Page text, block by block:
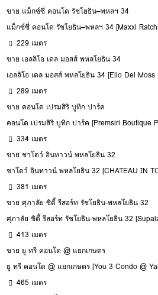
ขาย แม็กซ์ซี่ คอนโด รัชโยธิน–พหลฯ 34
แม็กซ์ซี่ คอนโด รัชโยธิน–พหลฯ 34 [Maxxi
229 เมตร
ขาย เอลลิโอ เดล มอสส์ พหลโยธิน 34
เอลลิโอ เดล มอสส์ พหลโยธิน 34 [Elio Del
289 เมตร
ขาย คอนโด เปรมสิริ บูทิก ปาร์ค
คอนโด เปรมสิริ บูทิก ปาร์ค [Premsiri Boutique
334 เมตร
ขาย ชาโตว์ อินทาวน์ พหลโยธิน 32
ชาโตว์ อินทาวน์ พหลโยธิน 32 [CHATEAU IN
381 เมตร
ขาย ศุภาลัย ซิตี้ รีสอร์ท รัชโยธิน-พหลโยธิน 32
413 เมตร
ขาย ยู ทรี คอนโด @ แยกเกษตร
ยู ทรี คอนโด @ แยกเกษตร [You 3 Condo @
465 เมตร